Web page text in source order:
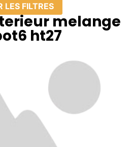
LES FILTRES
melange
ht27